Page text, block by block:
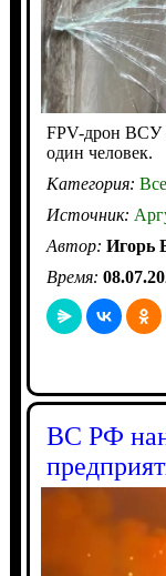
FPV-дрон ВСУ
один человек.
Категория: Все
Источник:
Автор: Игорь
Время:
ВС РФ